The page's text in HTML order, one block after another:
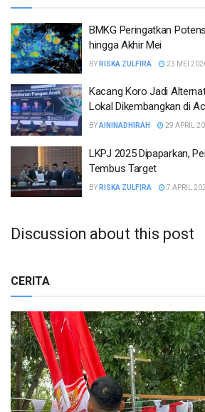
BMKG Peringatkan
hingga Akhir Mei
BY RISKA ZULFIRA 23 MEI
Kacang Koro Jadi
Lokal Dikembangkan di
BYAININADHIRAH 29 APRIL
LKPJ 2025 Dipaparkan,
Tembus Target
BY RISKA ZULFIRA 7 APRIL
Discussion about this post
CERITA